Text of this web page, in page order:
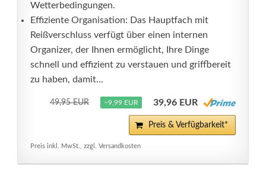
Wetterbedingungen.
Effiziente Organisation: Das Hauptfach mit
Reißverschluss verfügt über einen internen
Organizer, der Ihnen ermöglicht, Ihre Dinge
schnell und effizient zu verstauen und griffbereit
zu haben, damit...
49,95 EUR −9,99 EUR 39,96 EUR
Preis & Verfügbarkeit*
Preis inkl. MwSt., zzgl. Versandkosten